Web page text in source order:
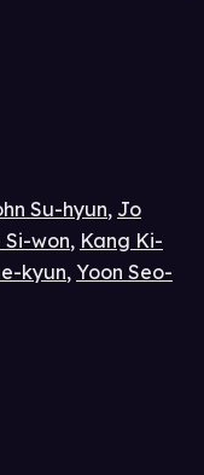
Su-hyun, Jo
Si-won, Kang Ki-
kyun, Yoon Seo-